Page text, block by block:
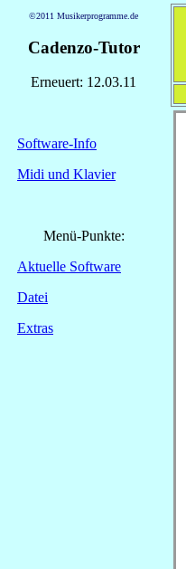
©2011 Musikerprogramme.de
Cadenzo-Tutor
Erneuert: 12.03.11
Software-Info
Midi und Klavier
Menü-Punkte:
Aktuelle Software
Datei
Extras